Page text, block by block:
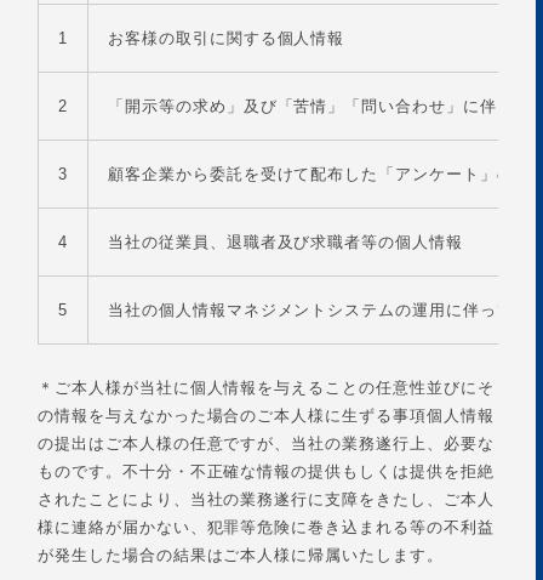
1 お客様の取引に関する個人情報
2 「開示等の求め」及び「苦情」「問い合わせ」に伴って
3 顧客企業から委託を受けて配布した「アンケート」の回
4 当社の従業員、退職者及び求職者等の個人情報
5 当社の個人情報マネジメントシステムの運用に伴って取
＊ご本人様が当社に個人情報を与えることの任意性並びにそ
の情報を与えなかった場合のご本人様に生ずる事項個人情報
の提出はご本人様の任意ですが、当社の業務遂行上、必要な
ものです。不十分・不正確な情報の提供もしくは提供を拒絶
されたことにより、当社の業務遂行に支障をきたし、ご本人
様に連絡が届かない、犯罪等危険に巻き込まれる等の不利益
が発生した場合の結果はご本人様に帰属いたします。